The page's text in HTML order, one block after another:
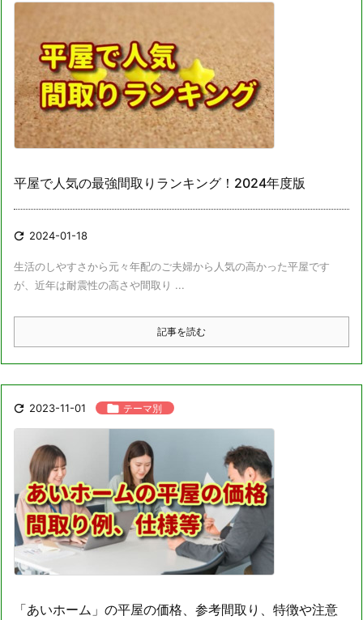
平屋で人気の最強間取りランキング！2024年度版
 2024-01-18
生活のしやすさから元々年配のご夫婦から人気の高かった平屋です
が、近年は耐震性の高さや間取り ...
記事を読む
 2023-11-01  テーマ別
「あいホーム」の平屋の価格、参考間取り、特徴や注意